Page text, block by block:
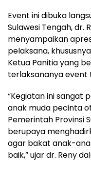
Event ini dibuka
Sulawesi Tengah, dr.
menyampaikan
pelaksana,
Ketua Panitia yang
terlaksananya event
“Kegiatan ini sangat
anak muda pecinta
Pemerintah Provinsi
berupaya
agar bakat anak-
baik,” ujar dr. Reny